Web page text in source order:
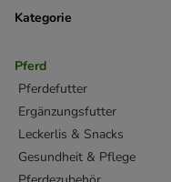
Kategorie
Pferd
Pferdefutter
Ergänzungsfutter
Leckerlis & Snacks
Gesundheit & Pflege